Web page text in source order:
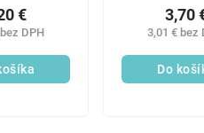
DPH
€
3,01 € bez
3,70
Do